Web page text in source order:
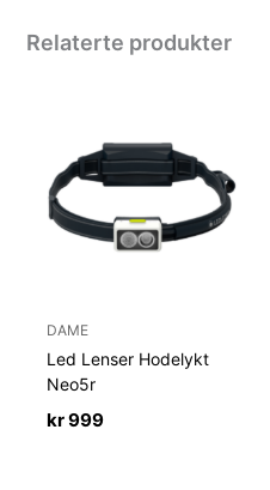
Relaterte produkter
DAME
Led Lenser Hodelykt
Neo5r
kr999